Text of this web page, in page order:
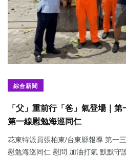
綜合新聞
「父」重前行「爸」氣登場｜
第一線慰勉海巡同仁
花東特派員張柏東/台東縣報導 第一
慰勉海巡同仁 慰問 加油打氣 默默守